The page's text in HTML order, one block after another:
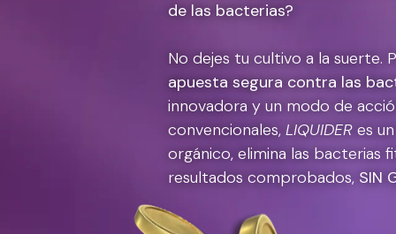
de las bacterias?
No dejes tu cultivo a la suerte.
apuesta segura contra las
innovadora y un modo de
convencionales, LIQUIDER es
orgánico, elimina las bacterias
resultados comprobados, SIN